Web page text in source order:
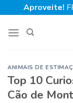
to
content
Aproveite!
ANIMAIS DE
Top 10
Cão de